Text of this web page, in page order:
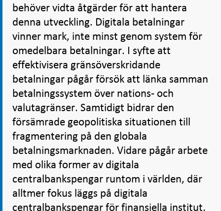
behöver vidta åtgärder för att hantera
denna utveckling. Digitala betalningar
vinner mark, inte minst genom system för
omedelbara betalningar. I syfte att
effektivisera gränsöverskridande
betalningar pågår försök att länka samman
betalningssystem över nations- och
valutagränser. Samtidigt bidrar den
försämrade geopolitiska situationen till
fragmentering på den globala
betalningsmarknaden. Vidare pågår arbete
med olika former av digitala
centralbankspengar runtom i världen, där
alltmer fokus läggs på digitala
centralbankspengar för finansiella institut,